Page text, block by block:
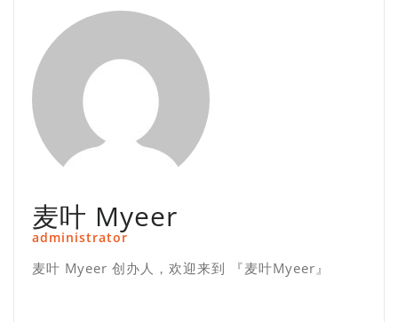
麦叶 Myeer
administrator
麦叶 Myeer 创办人，欢迎来到 『麦叶Myeer』